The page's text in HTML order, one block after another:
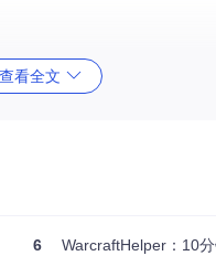
题-方案-效果对比：
准确率100%，分辨率切换自动
看全文
6 WarcraftHelper：10